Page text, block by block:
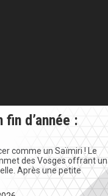
d’année :
comme un Saïmiri ! Le
des Vosges offrant un
Après une petite